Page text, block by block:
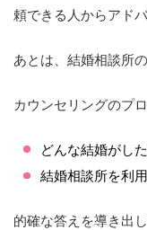
頼できる人からアド
あとは、結婚相談所
カウンセリングのプ
どんな結婚がし
結婚相談所を利
的確な答えを導き出